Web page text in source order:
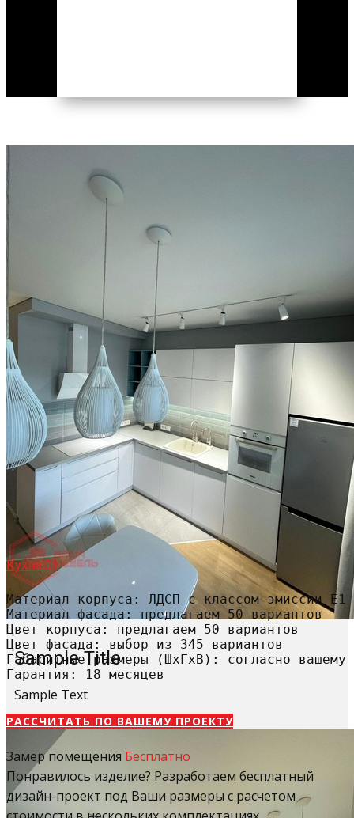
Sample Title
Sample Text
Кухня 03
Материал корпуса: ЛДСП с классом эмиссии Е1
Материал фасада: предлагаем 50 вариантов
Цвет корпуса: предлагаем 50 вариантов
Цвет фасада: выбор из 345 вариантов
Габаритные размеры (ШхГхВ): согласно вашему
Гарантия: 18 месяцев
РАССЧИТАТЬ​ ПО ВАШЕМУ ПРОЕКТУ
Замер помещения Бесплатно
Понравилось изделие? Разработаем бесплатный
дизайн-проект под Ваши размеры с расчетом